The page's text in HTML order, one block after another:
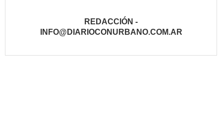
REDACCIÓN -
INFO@DIARIOCONURBANO.COM.AR